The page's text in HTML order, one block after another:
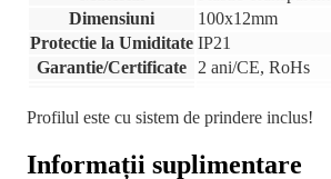
Dimensiuni
100x12mm
Protectie la Umiditate IP21
Garantie/Certificate
2 ani/CE, RoHs
Profilul este cu sistem de prindere inclus!
Informații suplimentare